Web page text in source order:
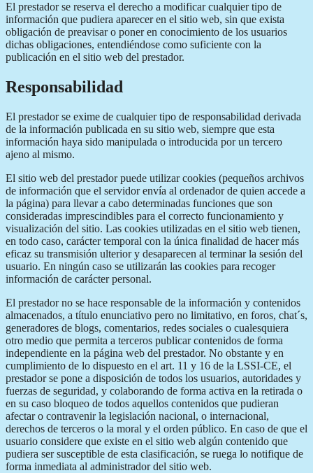
El prestador se reserva el derecho a modificar cualquier tipo de
información que pudiera aparecer en el sitio web, sin que exista
obligación de preavisar o poner en conocimiento de los usuarios
dichas obligaciones, entendiéndose como suficiente con la
publicación en el sitio web del prestador.
Responsabilidad
El prestador se exime de cualquier tipo de responsabilidad derivada
de la información publicada en su sitio web, siempre que esta
información haya sido manipulada o introducida por un tercero
ajeno al mismo.
El sitio web del prestador puede utilizar cookies (pequeños archivos
de información que el servidor envía al ordenador de quien accede a
la página) para llevar a cabo determinadas funciones que son
consideradas imprescindibles para el correcto funcionamiento y
visualización del sitio. Las cookies utilizadas en el sitio web tienen,
en todo caso, carácter temporal con la única finalidad de hacer más
eficaz su transmisión ulterior y desaparecen al terminar la sesión del
usuario. En ningún caso se utilizarán las cookies para recoger
información de carácter personal.
El prestador no se hace responsable de la información y contenidos
almacenados, a título enunciativo pero no limitativo, en foros, chat´s,
generadores de blogs, comentarios, redes sociales o cualesquiera
otro medio que permita a terceros publicar contenidos de forma
independiente en la página web del prestador. No obstante y en
cumplimiento de lo dispuesto en el art. 11 y 16 de la LSSI-CE, el
prestador se pone a disposición de todos los usuarios, autoridades y
fuerzas de seguridad, y colaborando de forma activa en la retirada o
en su caso bloqueo de todos aquellos contenidos que pudieran
afectar o contravenir la legislación nacional, o internacional,
derechos de terceros o la moral y el orden público. En caso de que el
usuario considere que existe en el sitio web algún contenido que
pudiera ser susceptible de esta clasificación, se ruega lo notifique de
forma inmediata al administrador del sitio web.